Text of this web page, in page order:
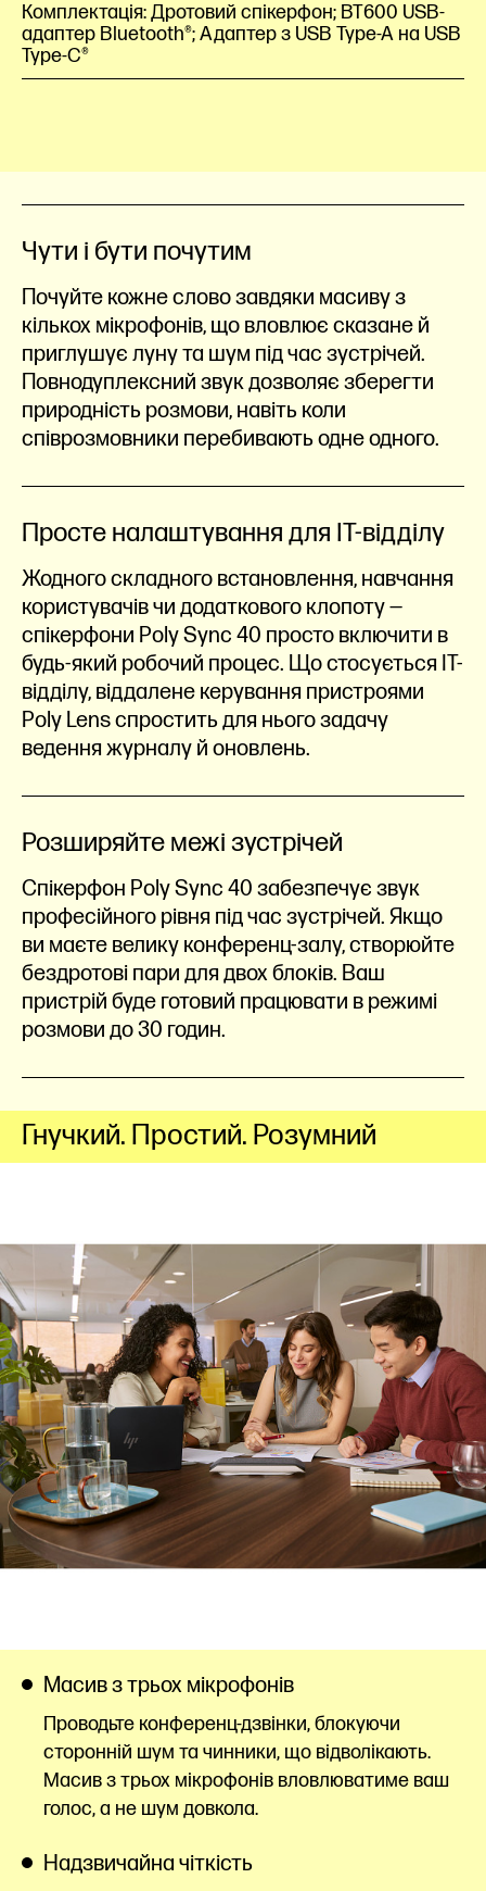
Комплектація: Дротовий спікерфон; BT600 USB-
адаптер Bluetooth®; Адаптер з USB Type-A на USB
Type-C®
Чути і бути почутим
Почуйте кожне слово завдяки масиву з
кількох мікрофонів, що вловлює сказане й
приглушує луну та шум під час зустрічей.
Повнодуплексний звук дозволяє зберегти
природність розмови, навіть коли
співрозмовники перебивають одне одного.
Просте налаштування для IT-відділу
Жодного складного встановлення, навчання
користувачів чи додаткового клопоту —
спікерфони Poly Sync 40 просто включити в
будь-який робочий процес. Що стосується IT-
відділу, віддалене керування пристроями
Poly Lens спростить для нього задачу
ведення журналу й оновлень.
Розширяйте межі зустрічей
Спікерфон Poly Sync 40 забезпечує звук
професійного рівня під час зустрічей. Якщо
ви маєте велику конференц-залу, створюйте
бездротові пари для двох блоків. Ваш
пристрій буде готовий працювати в режимі
розмови до 30 годин.
Гнучкий. Простий. Розумний
Масив з трьох мікрофонів
Проводьте конференц-дзвінки, блокуючи
сторонній шум та чинники, що відволікають.
Масив з трьох мікрофонів вловлюватиме ваш
голос, а не шум довкола.
Надзвичайна чіткість